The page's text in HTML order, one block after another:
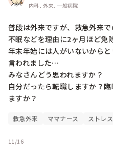
内科, 外来, 一般病院
普段は外来ですが、救急外来で
不眠などを理由に2ヶ月ほど免
年末年始には人がいないから
言われました…
みなさんどう思われますか？
自分だったら転職しますか？
ますか？
救急外来 ママナース ストレス
11/16